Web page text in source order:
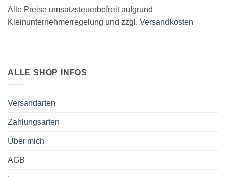
Alle Preise umsatzsteuerbefreit aufgrund
Kleinunternehmerregelung und zzgl. Versandkosten
ALLE SHOP INFOS
Versandarten
Zahlungsarten
Über mich
AGB